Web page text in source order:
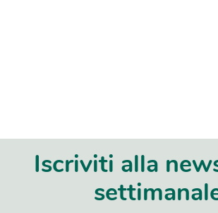
Iscriviti alla